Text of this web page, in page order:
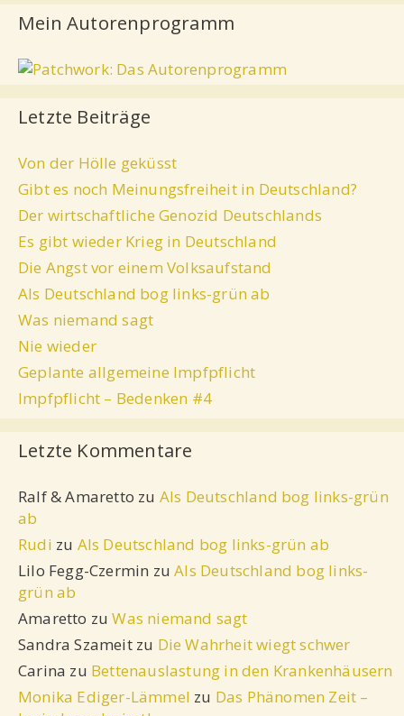
Mein Autorenprogramm
Letzte Beiträge
Von der Hölle geküsst
Gibt es noch Meinungsfreiheit in Deutschland?
Der wirtschaftliche Genozid Deutschlands
Es gibt wieder Krieg in Deutschland
Die Angst vor einem Volksaufstand
Als Deutschland bog links-grün ab
Was niemand sagt
Nie wieder
Geplante allgemeine Impfpflicht
Impfpflicht – Bedenken #4
Letzte Kommentare
Ralf & Amaretto zu Als Deutschland bog links-grün
ab
Rudi zu Als Deutschland bog links-grün ab
Lilo Fegg-Czermin zuAls Deutschland bog links-
grün ab
Amaretto zuWas niemand sagt
Sandra Szameitzu Die Wahrheit wiegt schwer
Carina zu Bettenauslastung in den Krankenhäusern
Monika Ediger-Lämmel zu Das Phänomen Zeit –